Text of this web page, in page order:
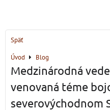
Späť
Úvod
Blog
Medzinárodná
venovaná téme
severovýchodnom